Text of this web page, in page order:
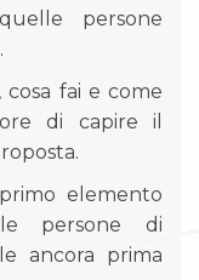
persone
fai e come
di capire il
elemento
persone di
ancora prima